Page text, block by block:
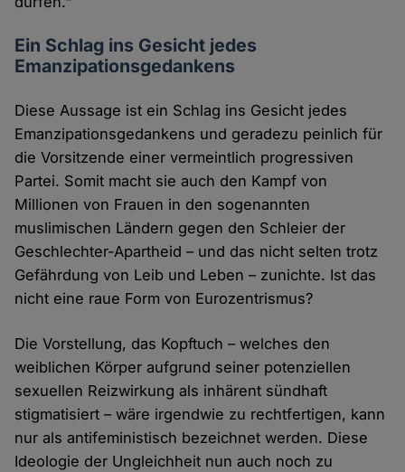
Ein Schlag ins Gesicht jedes
Emanzipationsgedankens
Diese Aussage ist ein Schlag ins Gesicht jedes
Emanzipationsgedankens und geradezu peinlich für
die Vorsitzende einer vermeintlich progressiven
Partei. Somit macht sie auch den Kampf von
Millionen von Frauen in den sogenannten
muslimischen Ländern gegen den Schleier der
Geschlechter-Apartheid – und das nicht selten trotz
Gefährdung von Leib und Leben – zunichte. Ist das
nicht eine raue Form von Eurozentrismus?
Die Vorstellung, das Kopftuch – welches den
weiblichen Körper aufgrund seiner potenziellen
sexuellen Reizwirkung als inhärent sündhaft
stigmatisiert – wäre irgendwie zu rechtfertigen, kann
nur als antifeministisch bezeichnet werden. Diese
Ideologie der Ungleichheit nun auch noch zu